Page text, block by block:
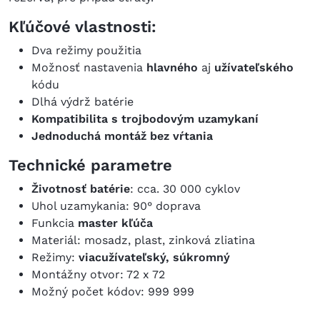
Kľúčové vlastnosti:
Dva režimy použitia
Možnosť nastavenia hlavného aj užívateľského
kódu
Dlhá výdrž batérie
Kompatibilita s trojbodovým uzamykaní
Jednoduchá montáž bez vŕtania
Technické parametre
Životnosť batérie: cca. 30 000 cyklov
Uhol uzamykania: 90° doprava
Funkcia master kľúča
Materiál: mosadz, plast, zinková zliatina
Režimy: viacužívateľský, súkromný
Montážny otvor: 72 x 72
Možný počet kódov: 999 999